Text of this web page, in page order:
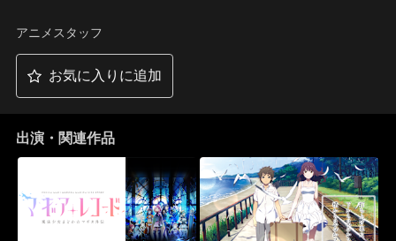
アニメスタッフ
お気に入りに追加
出演・関連作品